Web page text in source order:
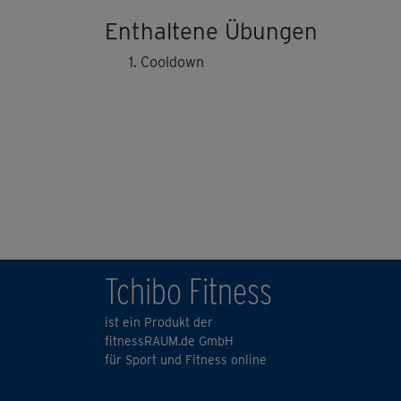
Enthaltene Übungen
Cooldown
Tchibo Fitness
ist ein Produkt der
fitnessRAUM.de GmbH
für Sport und Fitness online